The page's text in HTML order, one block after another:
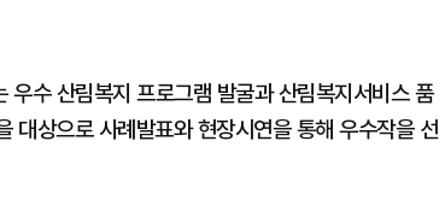
우수 산림복지 프로그램 발굴과 산림복지서비스 품
대상으로 사례발표와 현장시연을 통해 우수작을 선